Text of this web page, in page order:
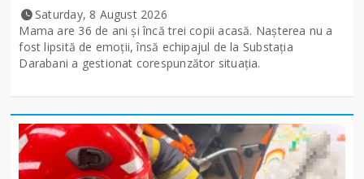
Saturday, 8 August 2026
Mama are 36 de ani și încă trei copii acasă. Nașterea nu a
fost lipsită de emoții, însă echipajul de la Substația
Darabani a gestionat corespunzător situația.